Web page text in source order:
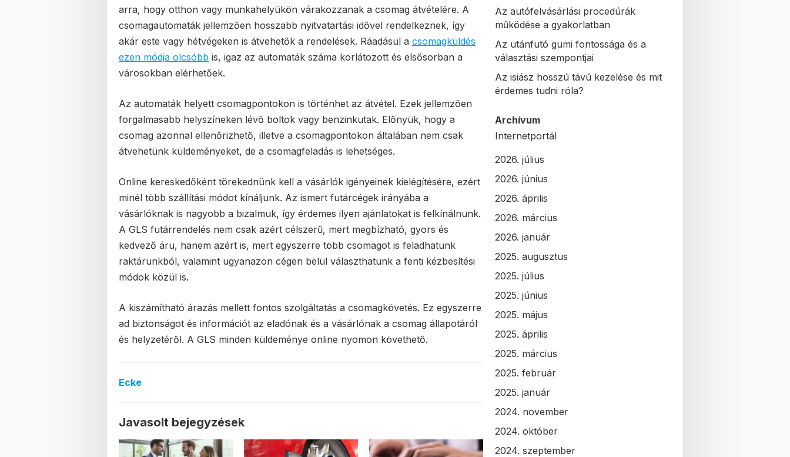
arra, hogy otthon vagy munkahelyükön várakozzanak a csomag átvételére. A
csomagautomaták jellemzően hosszabb nyitvatartási idővel rendelkeznek, így
akár este vagy hétvégeken is átvehetők a rendelések. Ráadásul a csomagküldés
ezen módja olcsóbb is, igaz az automaták száma korlátozott és elsősorban a
városokban elérhetőek.
Az automaták helyett csomagpontokon is történhet az átvétel. Ezek jellemzően
forgalmasabb helyszíneken lévő boltok vagy benzinkutak. Előnyük, hogy a
csomag azonnal ellenőrizhető, illetve a csomagpontokon általában nem csak
átvehetünk küldeményeket, de a csomagfeladás is lehetséges.
Online kereskedőként törekednünk kell a vásárlók igényeinek kielégítésére, ezért
minél több szállítási módot kínáljunk. Az ismert futárcégek irányába a
vásárlóknak is nagyobb a bizalmuk, így érdemes ilyen ajánlatokat is felkínálnunk.
A GLS futárrendelés nem csak azért célszerű, mert megbízható, gyors és
kedvező áru, hanem azért is, mert egyszerre több csomagot is feladhatunk
raktárunkból, valamint ugyanazon cégen belül választhatunk a fenti kézbesítési
módok közül is.
A kiszámítható árazás mellett fontos szolgáltatás a csomagkövetés. Ez egyszerre
ad biztonságot és információt az eladónak és a vásárlónak a csomag állapotáról
és helyzetéről. A GLS minden küldeménye online nyomon követhető.
Ecke
Javasolt bejegyzések
Az autófelvásárlási procedúrák
működése a gyakorlatban
Az utánfutó gumi fontossága és a
választási szempontjai
Az isiász hosszú távú kezelése és mit
érdemes tudni róla?
Archívum
Internetportál
2026. július
2026. június
2026. április
2026. március
2026. január
2025. augusztus
2025. július
2025. június
2025. május
2025. április
2025. március
2025. február
2025. január
2024. november
2024. október
2024. szeptember